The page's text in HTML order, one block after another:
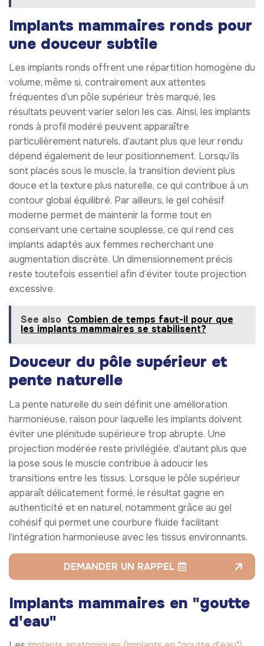
Implants mammaires ronds pour
une douceur subtile
Les implants ronds offrent une répartition homogène du
volume, même si, contrairement aux attentes
fréquentes d’un pôle supérieur très marqué, les
résultats peuvent varier selon les cas. Ainsi, les implants
ronds à profil modéré peuvent apparaître
particulièrement naturels, d’autant plus que leur rendu
dépend également de leur positionnement. Lorsqu’ils
sont placés sous le muscle, la transition devient plus
douce et la texture plus naturelle, ce qui contribue à un
contour global équilibré. Par ailleurs, le gel cohésif
moderne permet de maintenir la forme tout en
conservant une certaine souplesse, ce qui rend ces
implants adaptés aux femmes recherchant une
augmentation discrète. Un dimensionnement précis
reste toutefois essentiel afin d’éviter toute projection
excessive.
See also Combien de temps faut-il pour que
les implants mammaires se stabilisent?
Douceur du pôle supérieur et
pente naturelle
La pente naturelle du sein définit une amélioration
harmonieuse, raison pour laquelle les implants doivent
éviter une plénitude supérieure trop abrupte. Une
projection modérée reste privilégiée, d’autant plus que
la pose sous le muscle contribue à adoucir les
transitions entre les tissus. Lorsque le pôle supérieur
apparaît délicatement formé, le résultat gagne en
authenticité et en naturel, notamment grâce au gel
cohésif qui permet une courbure fluide facilitant
l’intégration harmonieuse avec les tissus environnants.
DEMANDER UN RAPPEL
Implants mammaires en "goutte
d'eau"